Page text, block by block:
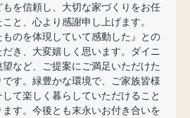
もを信頼し、大切な家づくりをお任
と、心より感謝申し上げます。
ものを体現していて感動した』との
き、大変嬉しく思います。ダイニ
望など、ご提案にご満足いただけた
です。緑豊かな環境で、ご家族皆様
て楽しく暮らしていただけること
ます。今後とも末永いお付き合いを